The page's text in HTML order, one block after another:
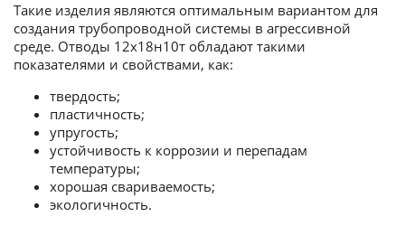
Такие изделия являются оптимальным вариантом для
создания трубопроводной системы в агрессивной
среде. Отводы 12х18н10т обладают такими
показателями и свойствами, как:
твердость;
пластичность;
упругость;
устойчивость к коррозии и перепадам
температуры;
хорошая свариваемость;
экологичность.